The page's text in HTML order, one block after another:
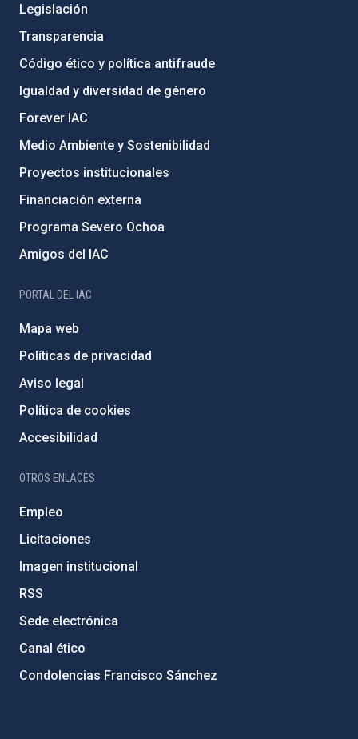
Legislación
Transparencia
Código ético y política antifraude
Igualdad y diversidad de género
Forever IAC
Medio Ambiente y Sostenibilidad
Proyectos institucionales
Financiación externa
Programa Severo Ochoa
Amigos del IAC
PORTAL DEL IAC
Mapa web
Políticas de privacidad
Aviso legal
Política de cookies
Accesibilidad
OTROS ENLACES
Empleo
Licitaciones
Imagen institucional
RSS
Sede electrónica
Canal ético
Condolencias Francisco Sánchez